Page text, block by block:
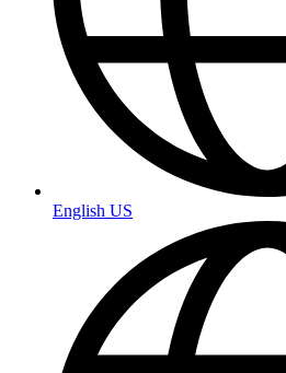
English US